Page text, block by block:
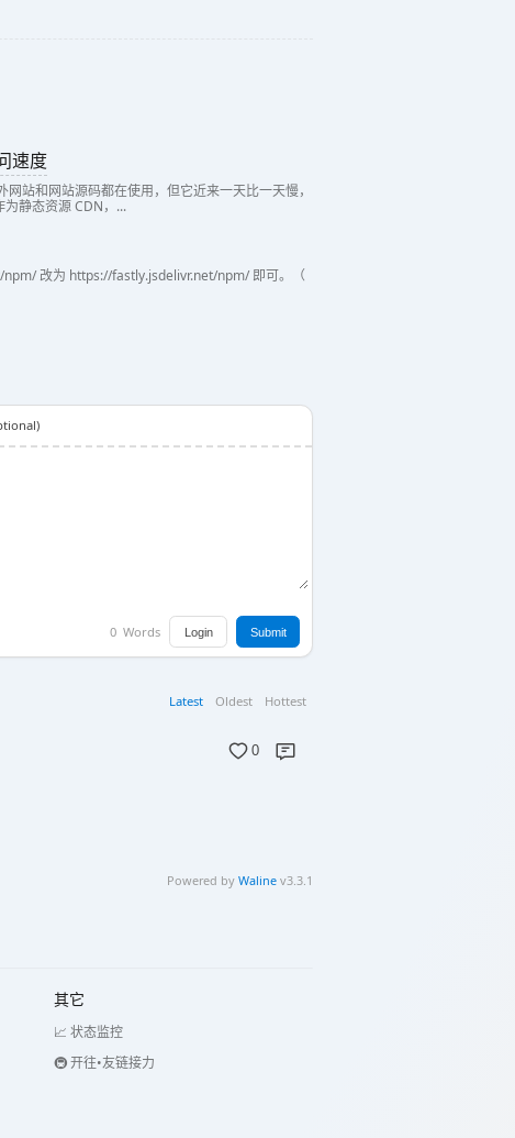
速度
站和网站源码都在使用，但它近来一天比一天慢，
静态资源 CDN，...
npm/ 改为 https://fastly.jsdelivr.net/npm/ 即可。（
0 Words Login Submit
Latest Oldest Hottest
0
Powered by Waline v3.3.1
其它
📈 状态监控
🚇 开往•友链接力